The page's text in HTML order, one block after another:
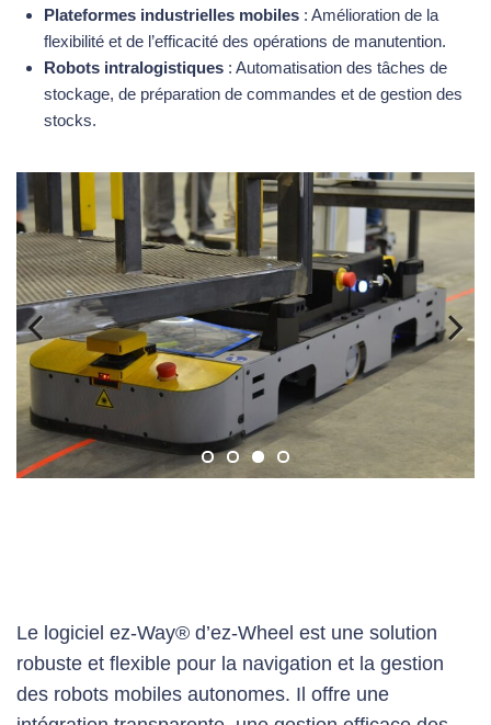
Plateformes industrielles mobiles : Amélioration de la
flexibilité et de l’efficacité des opérations de manutention.
Robots intralogistiques : Automatisation des tâches de
stockage, de préparation de commandes et de gestion des
stocks.
Previous Next
Le logiciel ez-Way® d’ez-Wheel est une solution
robuste et flexible pour la navigation et la gestion
des robots mobiles autonomes. Il offre une